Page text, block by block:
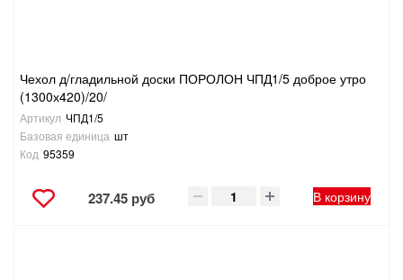
Чехол д/гладильной доски ПОРОЛОН ЧПД1/5 доброе утро
(1300х420)/20/
Артикул ЧПД1/5
Базовая единица шт
Код 95359
237.45 руб В корзину